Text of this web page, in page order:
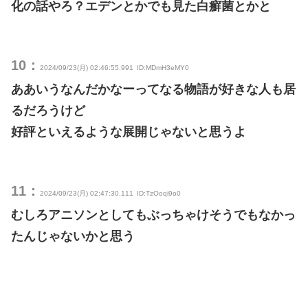
化の話やろ？エデンとかでも見た白癬菌とかと
10： 2024/09/23(月) 02:46:55.991 ID:MDmH3eMY0
ああいうなんだかなーってなる物語が好きな人も居
るだろうけど
好評といえるような展開じゃないと思うよ
11： 2024/09/23(月) 02:47:30.111 ID:TzOoqi9o0
むしろアニソンとしてもぶっちゃけそうでもなかっ
たんじゃないかと思う